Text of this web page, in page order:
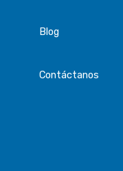
Blog
Contáctanos